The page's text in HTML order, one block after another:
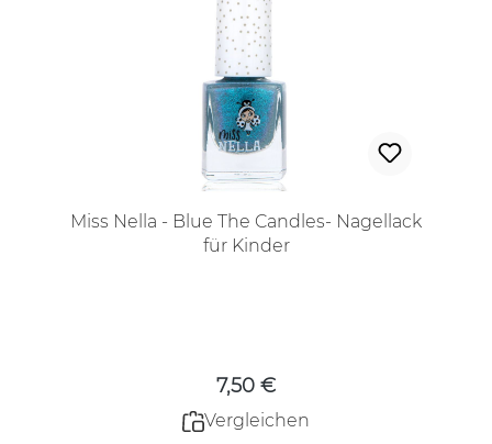
Miss Nella - Blue The Candles- Nagellack
für Kinder
7,50 €
Vergleichen